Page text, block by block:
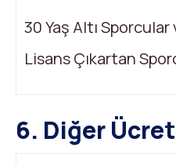
30 Yaş Altı Sporcular
Lisans Çıkartan
6. Diğer